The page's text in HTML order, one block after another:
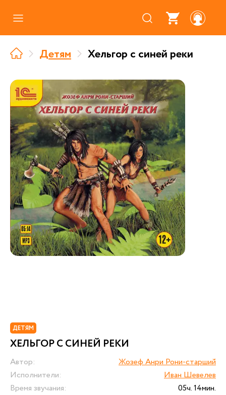
Где купить
Про аудиокниги
О нас
Партнерам
Детям Хельгор с синей реки
ДЕТЯМ
ХЕЛЬГОР С СИНЕЙ РЕКИ
Автор:
Жозеф Анри Рони-старший
Исполнители:
Иван Шевелев
Время звучания:
05ч. 14мин.